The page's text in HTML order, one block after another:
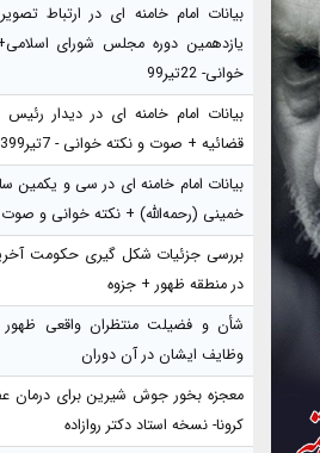
بیانات امام خامنه ای در ارتباط
یازدهمین دوره مجلس شورای
خوانی- 22تیر99
بیانات امام خامنه ای در دیدار
قضائیه + صوت و نکته خوانی - 7تیر1399
بیانات امام خامنه ای در سی و یکمین
خمینی (رحمه‌الله) + نکته خوانی و صوت
بررسی جزئیات شکل گیری حکومت
در منطقه ظهور + جزوه
شأن و فضیلت منتظران واقعی ظهور
وظایف ایشان در آن دوران
معجزه بخور جوش شیرین برای درمان
کرونا- نسخه استاد دکتر روازاده